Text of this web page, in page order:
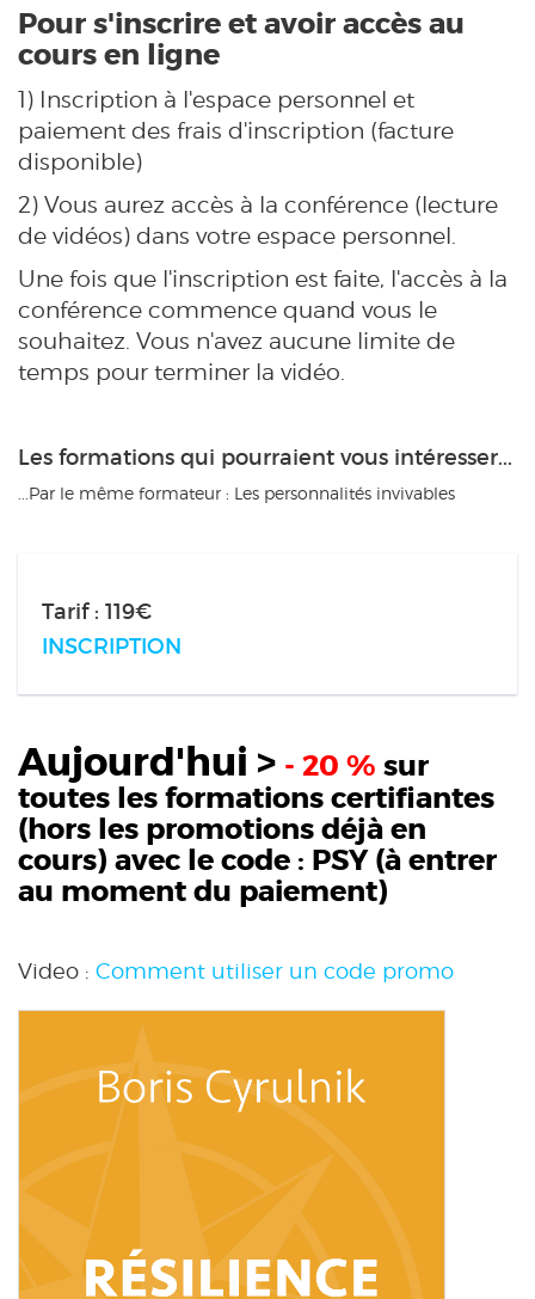
Pour s'inscrire et avoir accès au
cours en ligne
1) Inscription à l'espace personnel et
paiement des frais d'inscription (facture
disponible)
2) Vous aurez accès à la conférence (lecture
de vidéos) dans votre espace personnel.
Une fois que l'inscription est faite, l'accès à la
conférence commence quand vous le
souhaitez. Vous n'avez aucune limite de
temps pour terminer la vidéo.
Les formations qui pourraient vous intéresser...
...Par le même formateur : Les personnalités invivables
Tarif : 119€
INSCRIPTION
Aujourd'hui > - 20 % sur
toutes les formations certifiantes
(hors les promotions déjà en
cours) avec le code : PSY(à entrer
au moment du paiement)
Video : Comment utiliser un code promo